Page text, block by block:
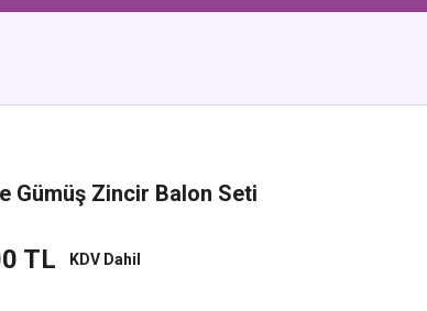
Gümüş Zincir Balon Seti
TL KDV Dahil